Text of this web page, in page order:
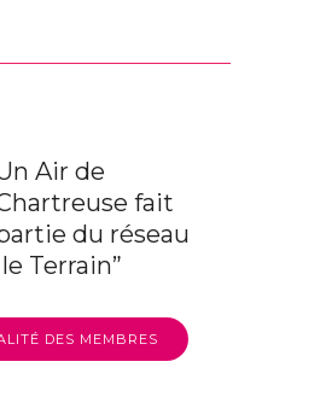
Air de
fait
du réseau
Terrain”
DES MEMBRES